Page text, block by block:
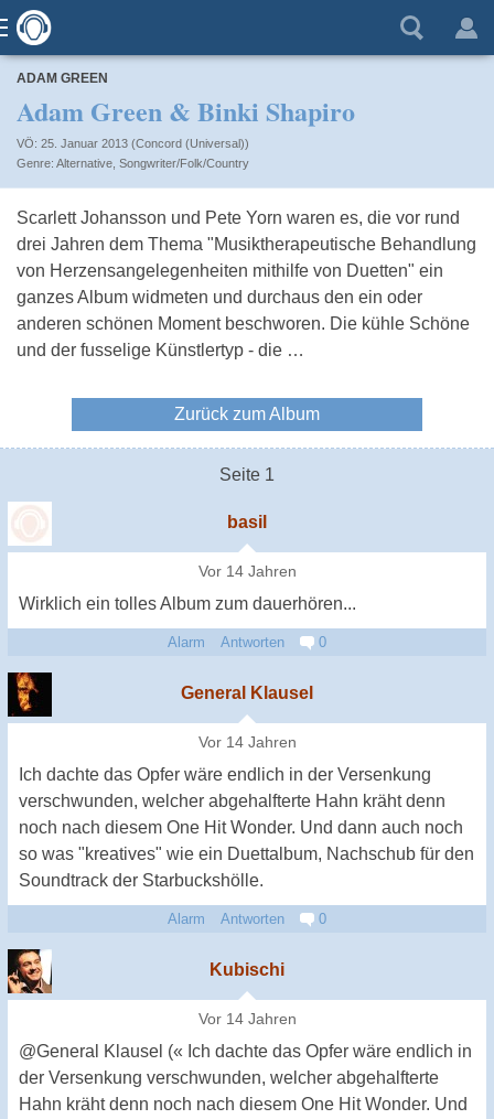
ADAM GREEN
Adam Green & Binki Shapiro
VÖ: 25. Januar 2013 (Concord (Universal))
Alternative Songwriter/Folk/Country
Scarlett Johansson und Pete Yorn waren es, die vor rund
drei Jahren dem Thema "Musiktherapeutische Behandlung
von Herzensangelegenheiten mithilfe von Duetten" ein
ganzes Album widmeten und durchaus den ein oder
anderen schönen Moment beschworen. Die kühle Schöne
und der fusselige Künstlertyp - die …
Zurück zum Album
Seite 1
basil
Vor 14 Jahren
Wirklich ein tolles Album zum dauerhören...
Alarm Antworten 0
General Klausel
Vor 14 Jahren
Ich dachte das Opfer wäre endlich in der Versenkung
verschwunden, welcher abgehalfterte Hahn kräht denn
noch nach diesem One Hit Wonder. Und dann auch noch
so was "kreatives" wie ein Duettalbum, Nachschub für den
Soundtrack der Starbuckshölle.
Alarm Antworten 0
Kubischi
Vor 14 Jahren
@General Klausel (« Ich dachte das Opfer wäre endlich in
der Versenkung verschwunden, welcher abgehalfterte
Hahn kräht denn noch nach diesem One Hit Wonder. Und